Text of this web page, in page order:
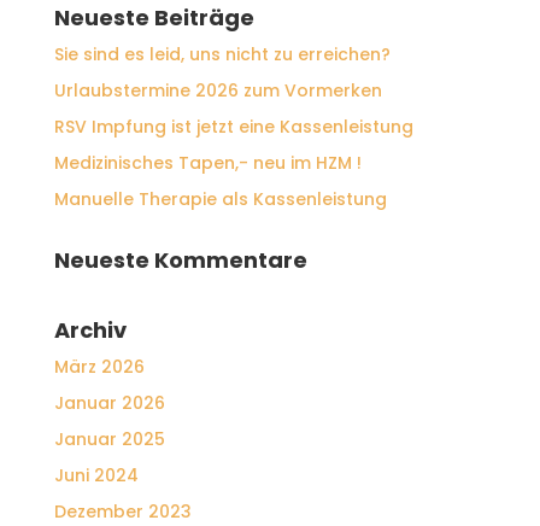
Neueste Beiträge
Sie sind es leid, uns nicht zu erreichen?
Urlaubstermine 2026 zum Vormerken
RSV Impfung ist jetzt eine Kassenleistung
Medizinisches Tapen,- neu im HZM !
Manuelle Therapie als Kassenleistung
Neueste Kommentare
Archiv
März 2026
Januar 2026
Januar 2025
Juni 2024
Dezember 2023